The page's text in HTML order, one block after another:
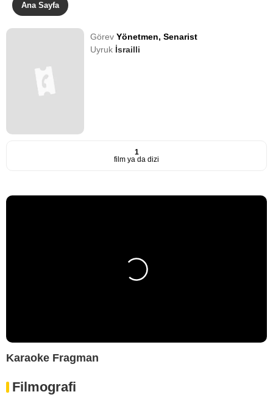
Ana Sayfa
GörevYönetmen,Senarist
Uyruk İsrailli
1
film ya da dizi
Karaoke Fragman
Filmografi